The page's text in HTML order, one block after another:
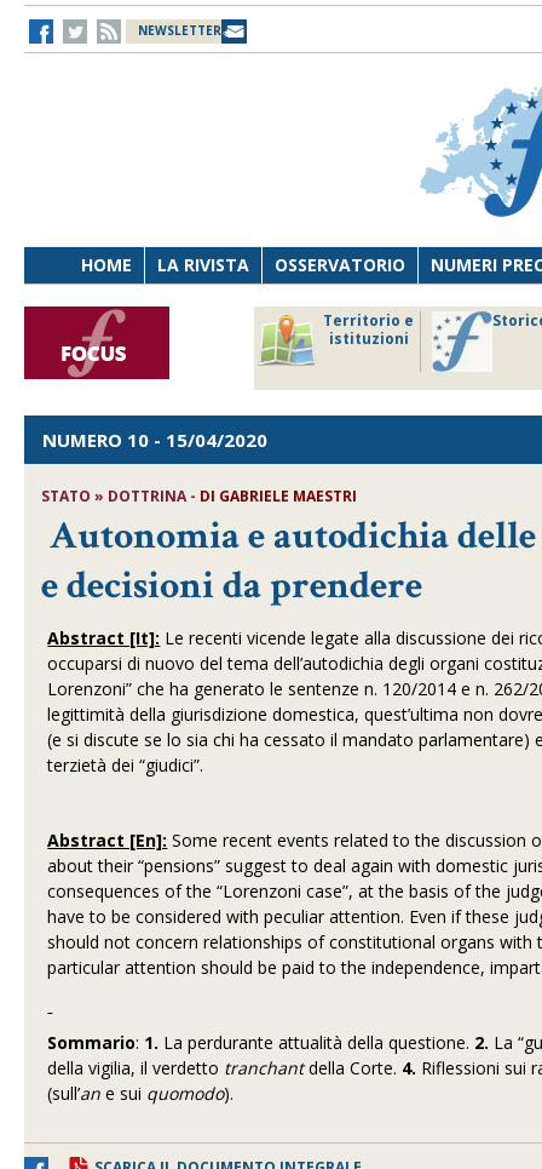
NEWSLETTER
HOME LA RIVISTA OSSERVATORIO NUMERI
Territorio e
istituzioni
NUMERO 10 - 15/04/2020
STATO » DOTTRINA - DI GABRIELE MAESTRI
Autonomia e autodichia
e decisioni da prendere
Abstract [It]: Le recenti vicende legate alla discussione dei
occuparsi di nuovo del tema dell’autodichia degli organi
Lorenzoni” che ha generato le sentenze n. 120/2014 e n.
legittimità della giurisdizione domestica, quest’ultima non
(e si discute se lo sia chi ha cessato il mandato
terzietà dei “giudici”.
Abstract [En]: Some recent events related to the discussion
about their “pensions” suggest to deal again with domestic
consequences of the “Lorenzoni case”, at the basis of the
have to be considered with peculiar attention. Even if these
should not concern relationships of constitutional organs
particular attention should be paid to the independence,
Sommario: 1. La perdurante attualità della questione. 2. La
della vigilia, il verdetto tranchantdella Corte. 4. Riflessioni sui
(sull’an e sui quomodo).